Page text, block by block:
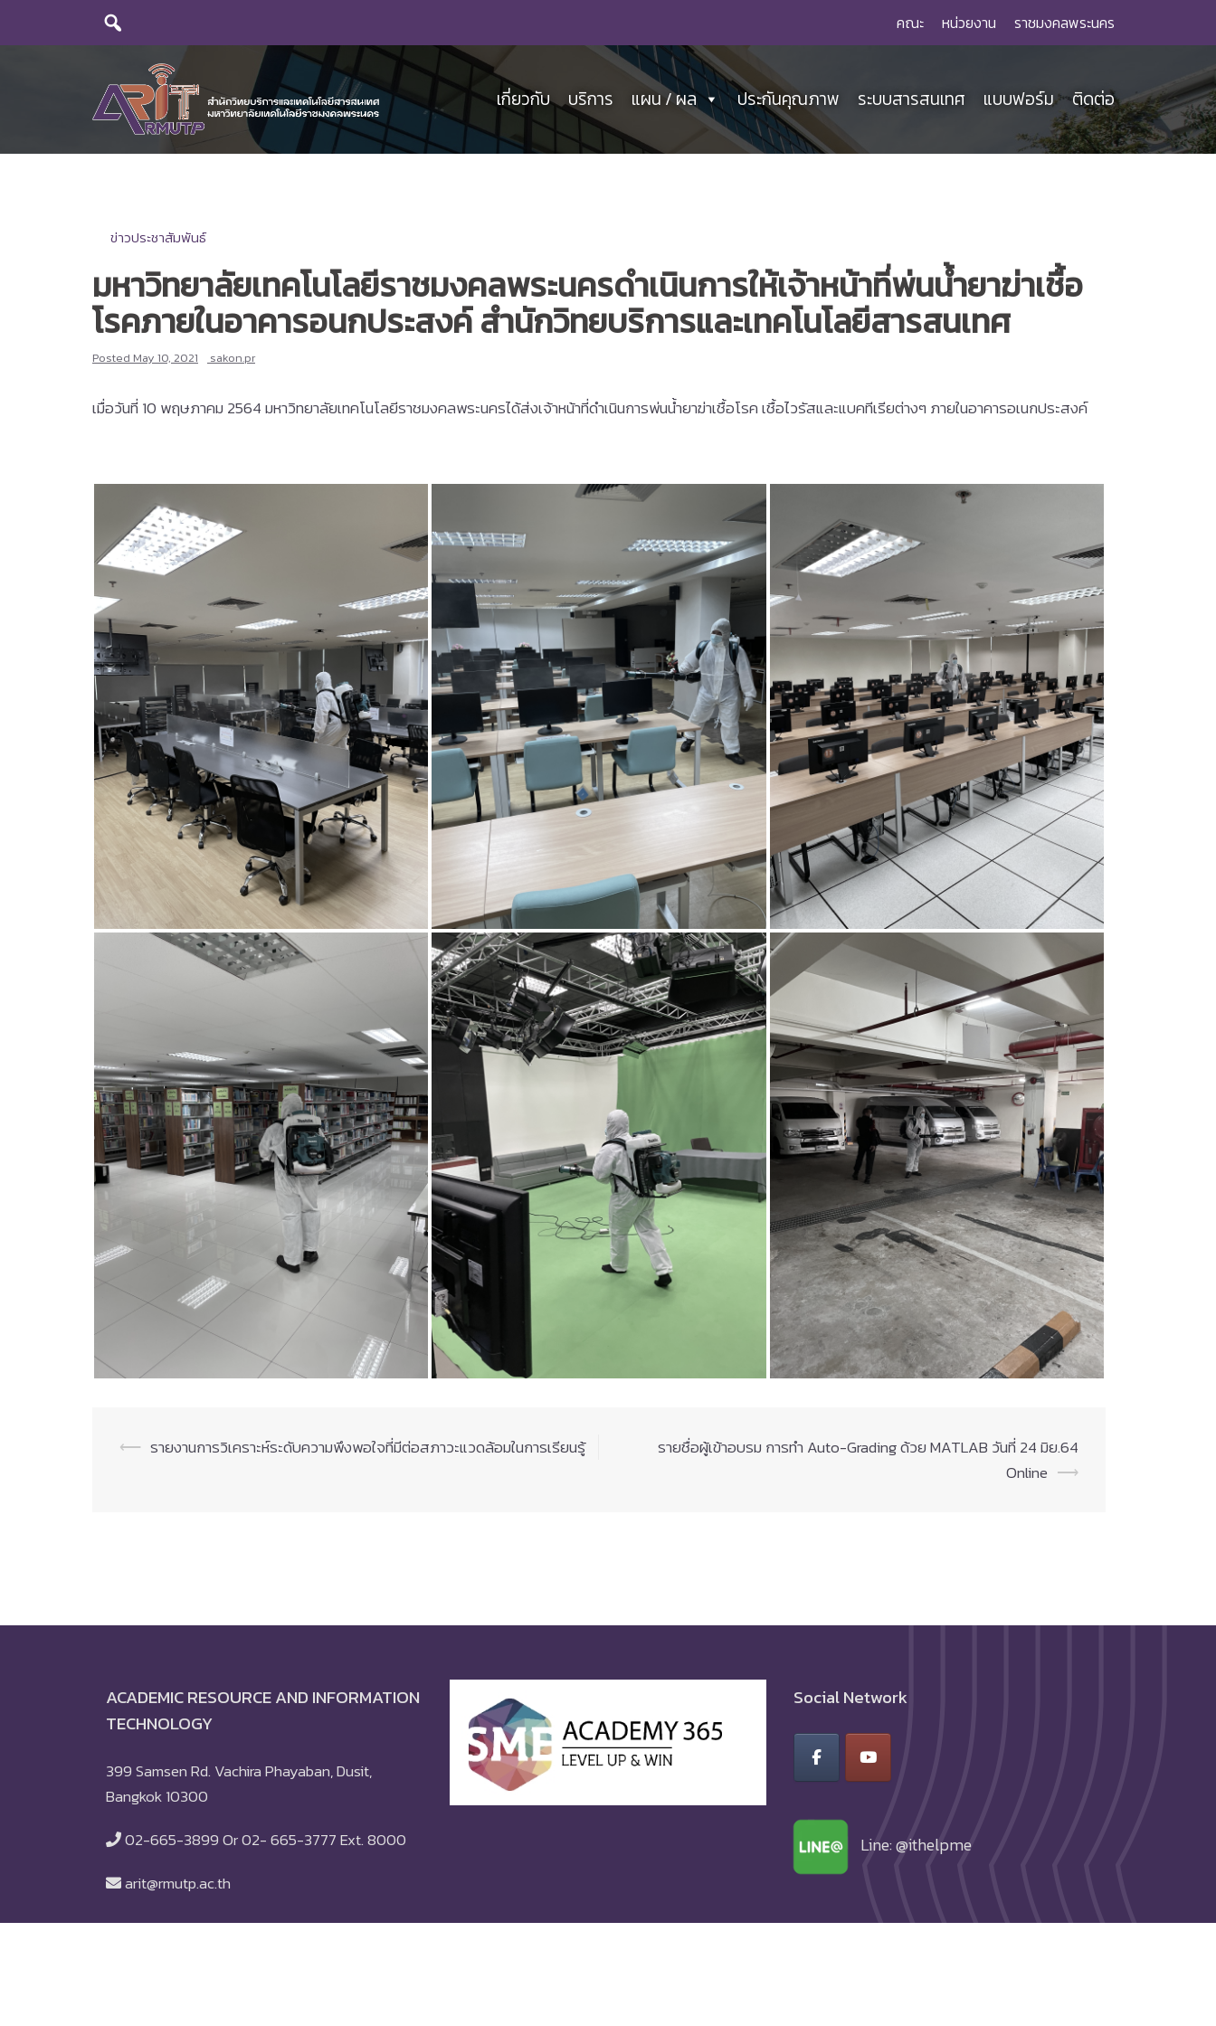
คณะ หน่วยงาน ราชมงคลพระนคร
เกี่ยวกับ บริการ แผน / ผล ประกันคุณภาพ ระบบสารสนเทศ แบบฟอร์ม ติดต่อ
ข่าวประชาสัมพันธ์
มหาวิทยาลัยเทคโนโลยีราชมงคลพระนครดำเนินการให้เจ้าหน้าที่พ่นน้ำยาฆ่าเชื้อ
โรคภายในอาคารอนกประสงค์ สำนักวิทยบริการและเทคโนโลยีสารสนเทศ
Posted May 10, 2021 sakon.pr
เมื่อวันที่ 10 พฤษภาคม 2564 มหาวิทยาลัยเทคโนโลยีราชมงคลพระนครได้ส่งเจ้าหน้าที่ดำเนินการพ่นน้ำยาฆ่าเชื้อโรค เชื้อไวรัสและแบคทีเรียต่างๆ ภายในอาคารอเนกประสงค์
Post
⟵ รายงานการวิเคราะห์ระดับความพึงพอใจที่มีต่อสภาวะแวดล้อมในการเรียนรู้
รายชื่อผู้เข้าอบรม การทำ Auto-Grading ด้วย MATLAB วันที่ 24 มิย.64
Online ⟶
ACADEMIC RESOURCE AND INFORMATION
TECHNOLOGY
399 Samsen Rd. Vachira Phayaban, Dusit,
Bangkok 10300
02-665-3899 Or 02- 665-3777 Ext. 8000
arit@rmutp.ac.th
Social Network
Line: @ithelpme